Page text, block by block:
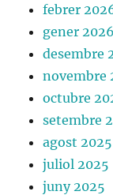
febrer
gener 2026
desembre
novembre
octubre
setembre
agost 2025
juliol 2025
juny 2025